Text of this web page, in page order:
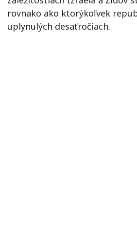
rovnako ako ktorýkoľvek
uplynulých desaťročiach.